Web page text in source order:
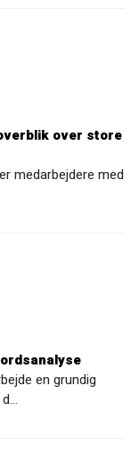
over store
medarbejdere med
en grundig